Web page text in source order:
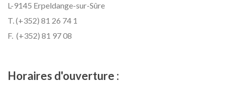
L-9145 Erpeldange-sur-Sûre
T. (+352) 81 26 74 1
F. (+352) 81 97 08
Horaires d'ouverture :